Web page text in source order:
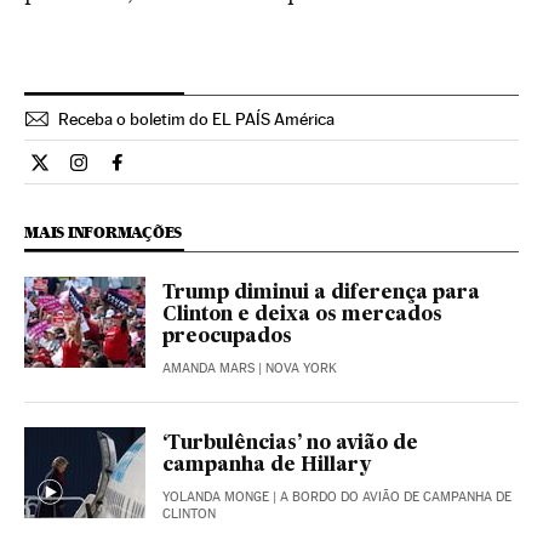
Receba o boletim do EL PAÍS América
Internacional El País Brasil en Twitter
Internacional El País Brasil en Instagram
Internacional El País Brasil en Facebook
MAIS INFORMAÇÕES
Trump diminui a diferença para
Clinton e deixa os mercados
preocupados
AMANDA MARS | NOVA YORK
‘Turbulências’ no avião de
campanha de Hillary
YOLANDA MONGE | A BORDO DO AVIÃO DE CAMPANHA DE
CLINTON